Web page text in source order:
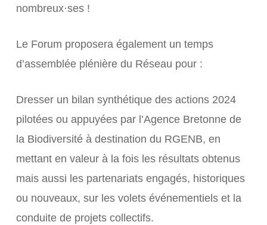
nombreux·ses !
Le Forum proposera également un temps
d’assemblée plénière du Réseau pour :
Dresser un bilan synthétique des actions 2024
pilotées ou appuyées par l’Agence Bretonne de
la Biodiversité à destination du RGENB, en
mettant en valeur à la fois les résultats obtenus
mais aussi les partenariats engagés, historiques
ou nouveaux, sur les volets événementiels et la
conduite de projets collectifs.